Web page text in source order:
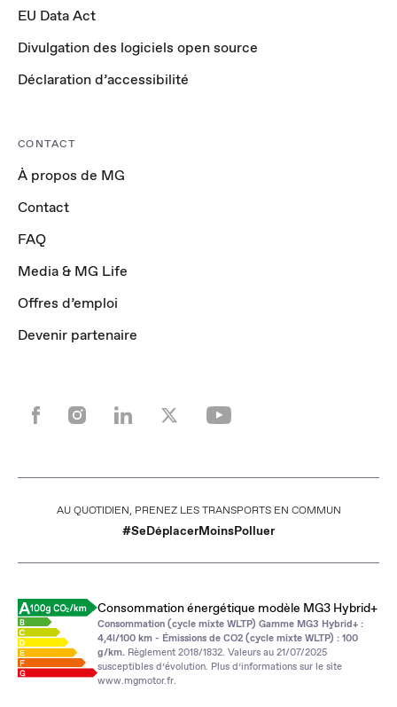
EU Data Act
Divulgation des logiciels open source
Déclaration d’accessibilité
CONTACT
À propos de MG
Contact
FAQ
Media & MG Life
Offres d’emploi
Devenir partenaire
AU QUOTIDIEN, PRENEZ LES TRANSPORTS EN COMMUN
#SeDéplacerMoinsPolluer
Consommation énergétique modèle MG3 Hybrid+
Consommation (cycle mixte WLTP) Gamme MG3 Hybrid+ :
4,4l/100 km - Émissions de CO2 (cycle mixte WLTP) : 100
g/km. Règlement 2018/1832. Valeurs au 21/07/2025
susceptibles d’évolution. Plus d’informations sur le site
www.mgmotor.fr.